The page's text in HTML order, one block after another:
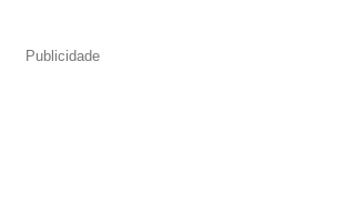
Publicidade